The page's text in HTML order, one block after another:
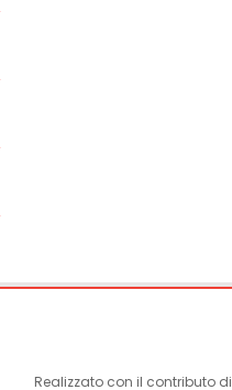
Realizzato con il contributo di